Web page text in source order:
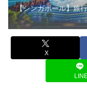
【シンガポール】旅
X